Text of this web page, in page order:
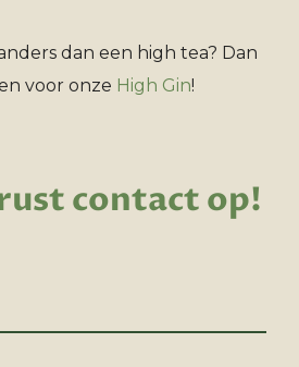
dan een high tea? Dan
voor onze High Gin!
contact op!